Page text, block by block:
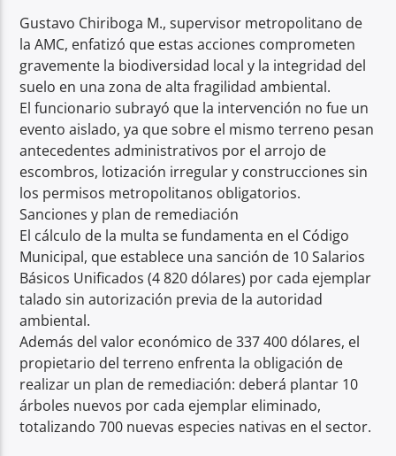
Gustavo Chiriboga M., supervisor metropolitano de
la AMC, enfatizó que estas acciones comprometen
gravemente la biodiversidad local y la integridad del
suelo en una zona de alta fragilidad ambiental.
El funcionario subrayó que la intervención no fue un
evento aislado, ya que sobre el mismo terreno pesan
antecedentes administrativos por el arrojo de
escombros, lotización irregular y construcciones sin
los permisos metropolitanos obligatorios.
Sanciones y plan de remediación
El cálculo de la multa se fundamenta en el Código
Municipal, que establece una sanción de 10 Salarios
Básicos Unificados (4 820 dólares) por cada ejemplar
talado sin autorización previa de la autoridad
ambiental.
Además del valor económico de 337 400 dólares, el
propietario del terreno enfrenta la obligación de
realizar un plan de remediación: deberá plantar 10
árboles nuevos por cada ejemplar eliminado,
totalizando 700 nuevas especies nativas en el sector.